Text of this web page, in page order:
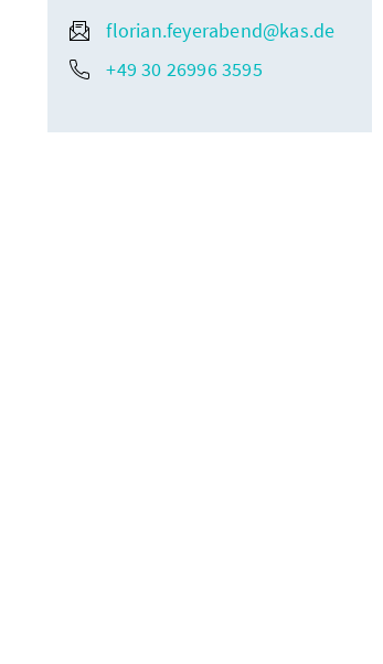
florian.feyerabend@kas.de
+49 30 26996 3595